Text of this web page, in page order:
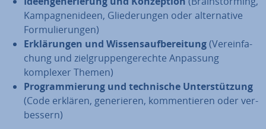
Kam­pa­gnen­ideen, Glie­de­run­gen oder al­ter­na­ti­ve
For­mu­lie­run­gen)
Er­klä­run­gen und Wis­sens­auf­be­rei­tung(Ver­ein­fa­
chung und ziel­grup­pen­ge­rech­te Anpassung
komplexer Themen)
Pro­gram­mie­rung und tech­ni­sche Un­ter­stüt­zung
(Code erklären, ge­ne­rie­ren, kom­men­tie­ren oder ver­
bes­sern)